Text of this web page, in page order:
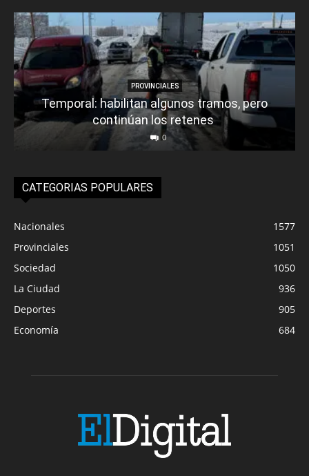
PROVINCIALES
Temporal: habilitan algunos tramos, pero
continúan los retenes
0
CATEGORIAS POPULARES
Nacionales
1577
Provinciales
1051
Sociedad
1050
La Ciudad
936
Deportes
905
Economía
684